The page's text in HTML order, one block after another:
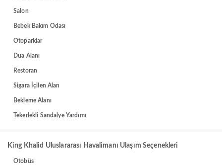
Salon
Bebek Bakım Odası
Otoparklar
Dua Alanı
Restoran
Sigara İçilen Alan
Bekleme Alanı
Tekerlekli Sandalye Yardımı
King Khalid Uluslararası Havalimanı Ulaşım Seçenekleri
Otobüs